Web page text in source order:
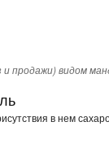
продажи) видом
в нем